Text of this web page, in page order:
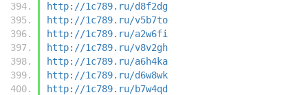
http://1c789.ru/d8f2dg
http://1c789.ru/v5b7to
http://1c789.ru/a2w6fi
http://1c789.ru/v8v2gh
http://1c789.ru/a6h4ka
http://1c789.ru/d6w8wk
http://1c789.ru/b7w4qd